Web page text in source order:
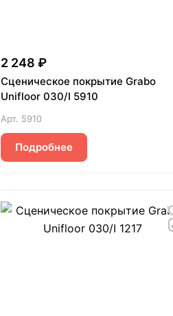
2 248 ₽
Сценическое покрытие Grabo
Unifloor 030/I 5910
Арт. 5910
Подробнее